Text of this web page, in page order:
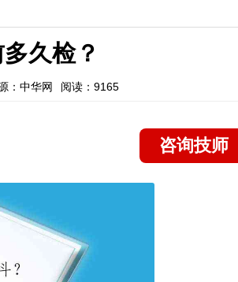
久检？
：中华网 阅读：9165
咨询技师